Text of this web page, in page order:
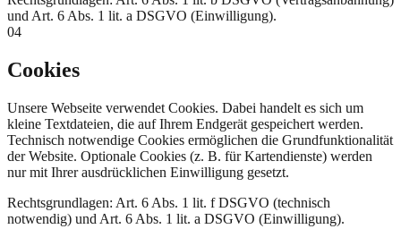
und Art. 6 Abs. 1 lit. a DSGVO (Einwilligung).
04
Cookies
Unsere Webseite verwendet Cookies. Dabei handelt es sich um
kleine Textdateien, die auf Ihrem Endgerät gespeichert werden.
Technisch notwendige Cookies ermöglichen die Grundfunktionalität
der Website. Optionale Cookies (z. B. für Kartendienste) werden
nur mit Ihrer ausdrücklichen Einwilligung gesetzt.
Rechtsgrundlagen: Art. 6 Abs. 1 lit. f DSGVO (technisch
notwendig) und Art. 6 Abs. 1 lit. a DSGVO (Einwilligung).